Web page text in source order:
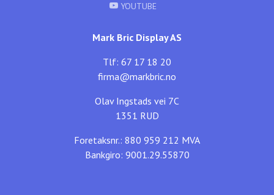
YOUTUBE
Mark Bric Display AS
Tlf: 67 17 18 20
firma@markbric.no
Olav Ingstads vei 7C
1351 RUD
Foretaksnr.: 880 959 212 MVA
Bankgiro: 9001.29.55870